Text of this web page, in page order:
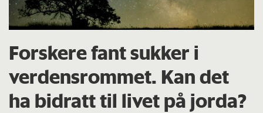
Forskere fant sukker i
verdensrommet. Kan det
ha bidratt til livet på jorda?